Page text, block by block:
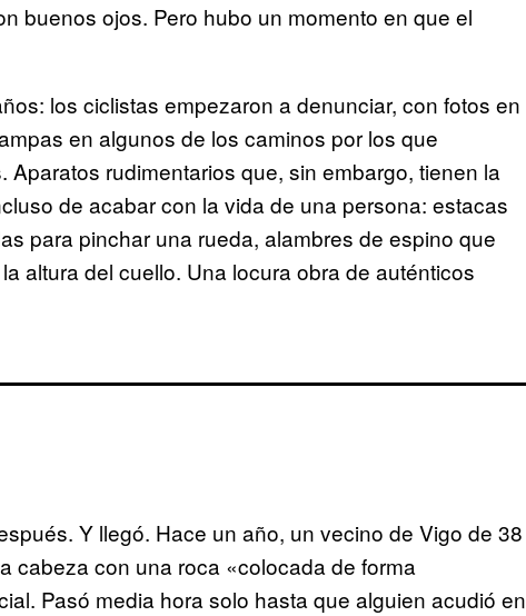
buenos ojos. Pero hubo un momento en que el
los ciclistas empezaron a denunciar, con fotos en
en algunos de los caminos por los que
rudimentarios que, sin embargo, tienen la
de acabar con la vida de una persona: estacas
para pinchar una rueda, alambres de espino que
altura del cuello. Una locura obra de auténticos
Y llegó. Hace un año, un vecino de Vigo de 38
cabeza con una roca «colocada de forma
Pasó media hora solo hasta que alguien acudió en